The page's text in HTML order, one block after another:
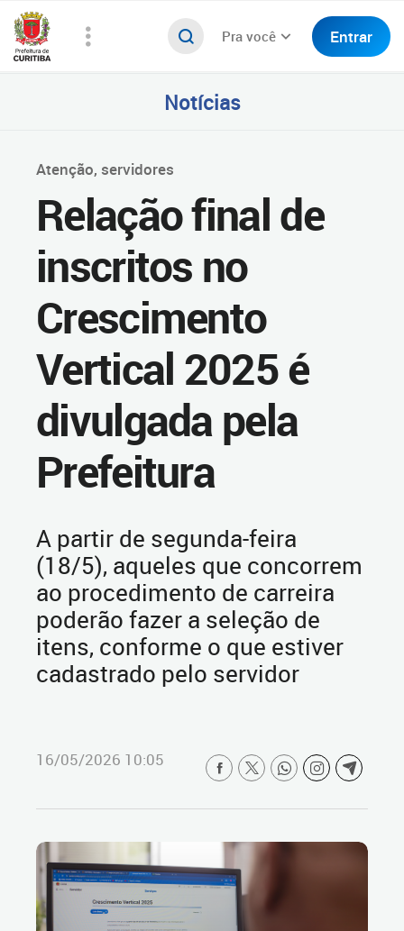
Pra você Entrar
Notícias
Atenção, servidores
Relação final de
inscritos no
Crescimento
Vertical 2025 é
divulgada pela
Prefeitura
A partir de segunda-feira
(18/5), aqueles que concorrem
ao procedimento de carreira
poderão fazer a seleção de
itens, conforme o que estiver
cadastrado pelo servidor
16/05/2026 10:05